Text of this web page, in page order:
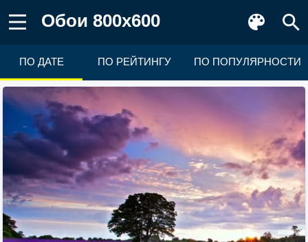
Обои 800x600
ПО ДАТЕ ПО РЕЙТИНГУ ПО ПОПУЛЯРНОСТИ